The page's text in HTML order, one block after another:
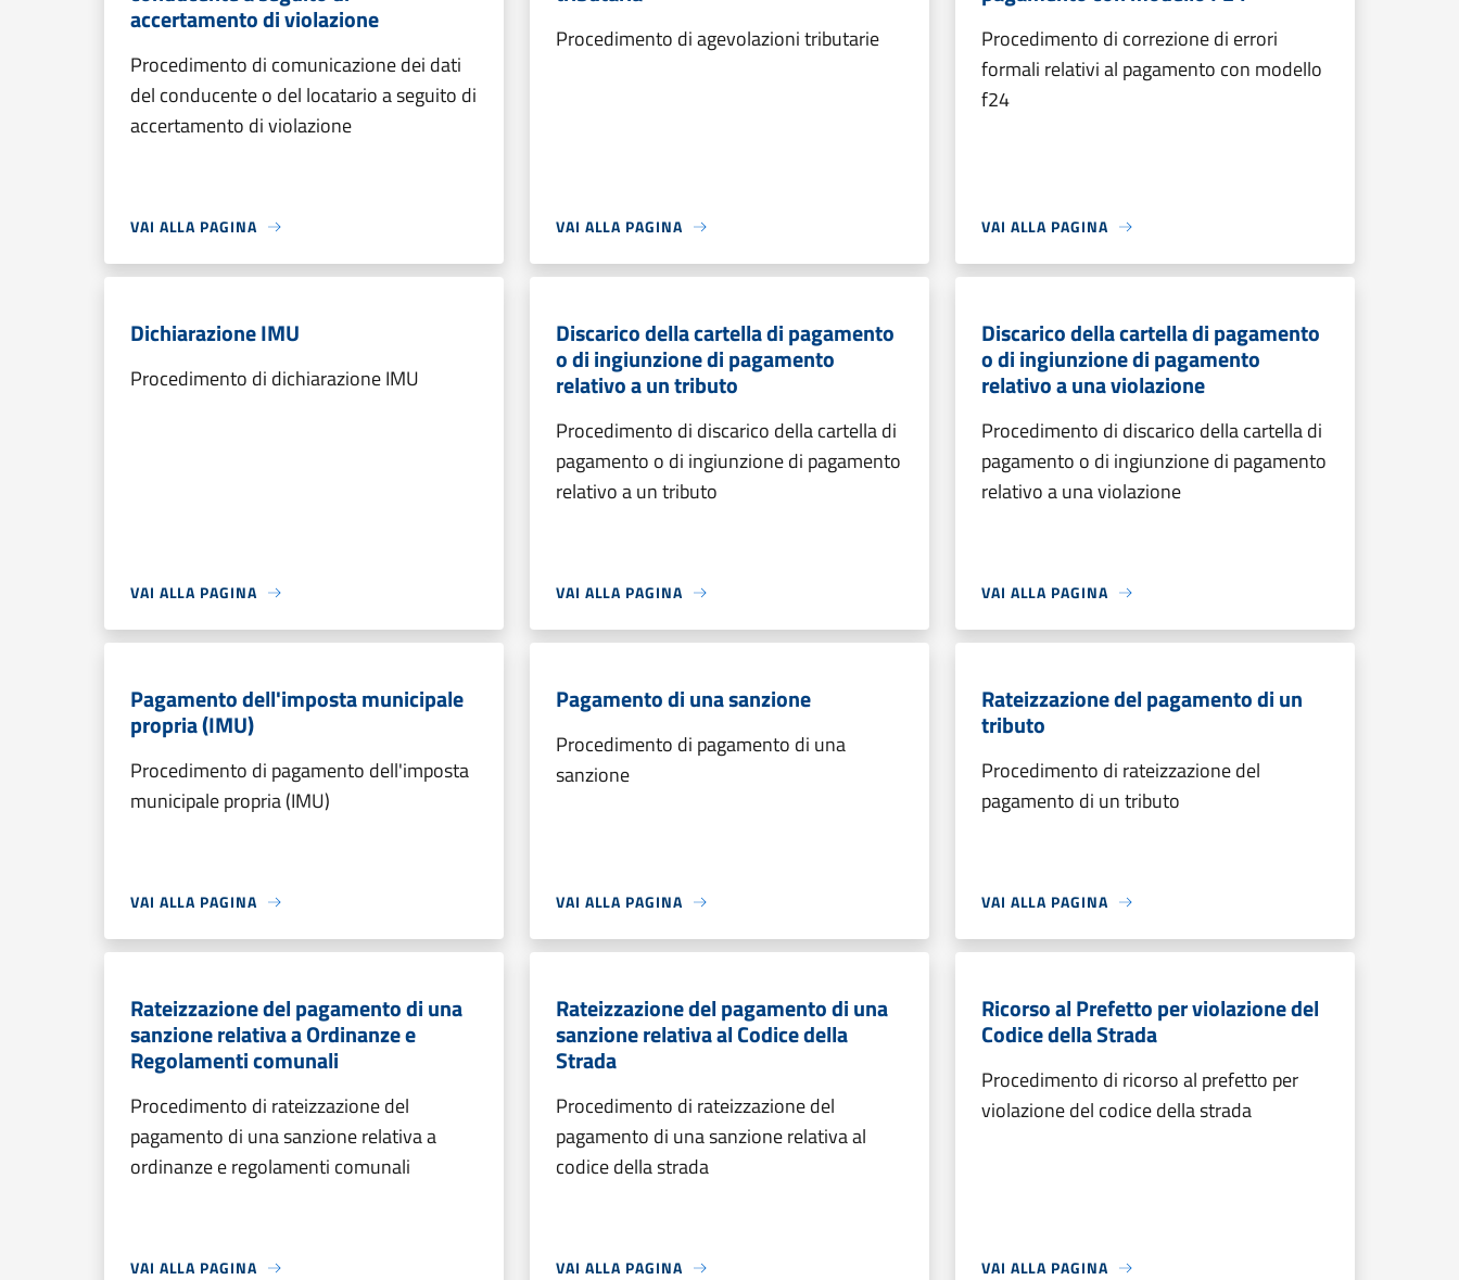
accertamento di violazione
Procedimento di comunicazione dei dati
del conducente o del locatario a seguito di
accertamento di violazione
VAI ALLA PAGINA
Procedimento di agevolazioni tributarie
VAI ALLA PAGINA
Procedimento di correzione di errori
formali relativi al pagamento con modello
f24
VAI ALLA PAGINA
Dichiarazione IMU
Procedimento di dichiarazione IMU
VAI ALLA PAGINA
Discarico della cartella di pagamento
o di ingiunzione di pagamento
relativo a un tributo
Procedimento di discarico della cartella di
pagamento o di ingiunzione di pagamento
relativo a un tributo
VAI ALLA PAGINA
Discarico della cartella di pagamento
o di ingiunzione di pagamento
relativo a una violazione
Procedimento di discarico della cartella di
pagamento o di ingiunzione di pagamento
relativo a una violazione
VAI ALLA PAGINA
Pagamento dell'imposta municipale
propria (IMU)
Procedimento di pagamento dell'imposta
municipale propria (IMU)
VAI ALLA PAGINA
Pagamento di una sanzione
Procedimento di pagamento di una
sanzione
VAI ALLA PAGINA
Rateizzazione del pagamento di un
tributo
Procedimento di rateizzazione del
pagamento di un tributo
VAI ALLA PAGINA
Rateizzazione del pagamento di una
sanzione relativa a Ordinanze e
Regolamenti comunali
Procedimento di rateizzazione del
pagamento di una sanzione relativa a
ordinanze e regolamenti comunali
VAI ALLA PAGINA
Rateizzazione del pagamento di una
sanzione relativa al Codice della
Strada
Procedimento di rateizzazione del
pagamento di una sanzione relativa al
codice della strada
VAI ALLA PAGINA
Ricorso al Prefetto per violazione del
Codice della Strada
Procedimento di ricorso al prefetto per
violazione del codice della strada
VAI ALLA PAGINA